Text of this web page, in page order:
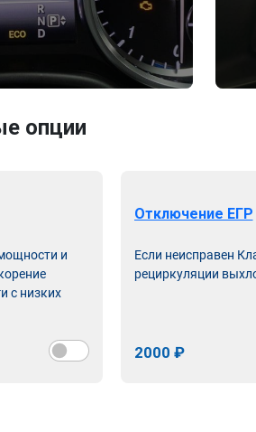
опции
и
с низких
Отключение ЕГР
Если неисправен
рециркуляции
2000 ₽